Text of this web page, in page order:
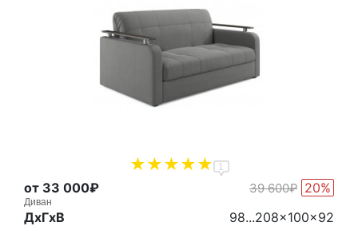
1
от 33 000₽ 39 600₽ 20%
Диван
ДxГxВ 98...208x100x92